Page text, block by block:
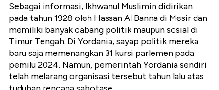
Sebagai informasi, Ikhwanul Muslimin didirikan
pada tahun 1928 oleh Hassan Al Banna di Mesir dan
memiliki banyak cabang politik maupun sosial di
Timur Tengah. Di Yordania, sayap politik mereka
baru saja memenangkan 31 kursi parlemen pada
pemilu 2024. Namun, pemerintah Yordania sendiri
telah melarang organisasi tersebut tahun lalu atas